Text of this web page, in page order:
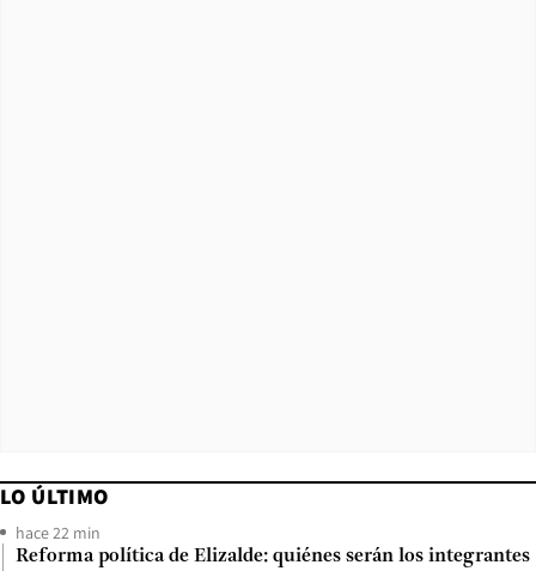
LO ÚLTIMO
hace 22 min
Reforma política de Elizalde: quiénes serán los integrantes